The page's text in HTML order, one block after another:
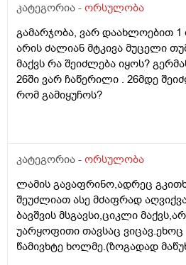
მადლობა!
კატეგორია - ორსულობა
გამარჯობა, ვარ დაახლოებით
არის ძალიან მტკივა მუცელი
მაქვს რა შეიძლება იყოს?
26ში ვარ ჩაწერილი . 26მდე
რომ გამიყუჩოს?
კატეგორია - ორსულობა
ლამის გავაფრინო,ადრეც
შეუძლიათ ასე მძაფრად
ბავშვის მსგავსი,ციკლი
უარყოფითი თავსაც
წამივხტე ხოლმე.(ზოგადად